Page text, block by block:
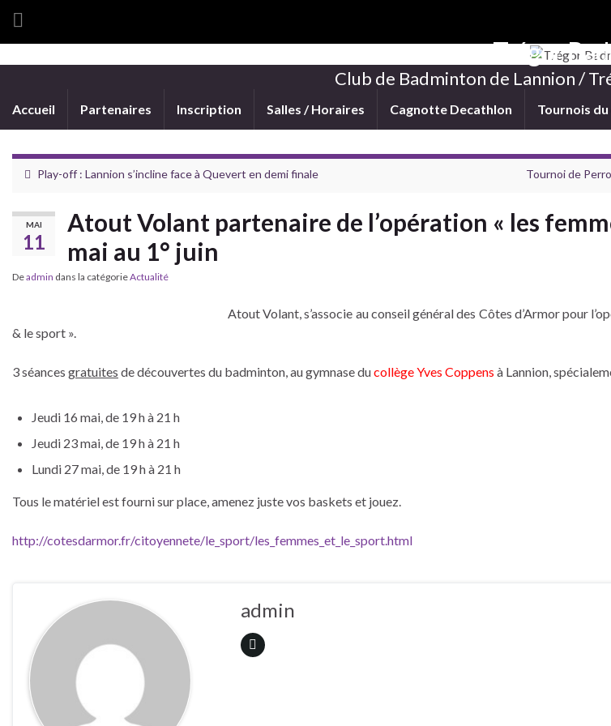
Trégor
Club de Badminton de Lannion /
Accueil Partenaires Inscription Salles / Horaires Cagnotte Decathlon Tournois du
Play-off : Lannion s’incline face à Quevert en demi finale Tournoi de
MAI
11
Atout Volant partenaire de l’opération « les
mai au 1° juin
Deadmin dans la catégorieActualité
Atout Volant, s’associe au conseil général des Côtes d’Armor pour
& le sport ».
3 séances gratuites de découvertes du badminton, au gymnase ducollège Yves Coppens à Lannion,
Jeudi 16 mai, de 19 h à 21 h
Jeudi 23 mai, de 19 h à 21 h
Lundi 27 mai, de 19 h à 21 h
Tous le matériel est fourni sur place, amenez juste vos baskets et jouez.
http://cotesdarmor.fr/citoyennete/le_sport/les_femmes_et_le_sport.html
admin